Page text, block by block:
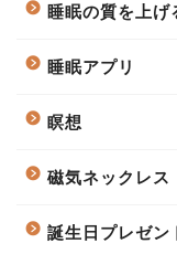
睡眠の質を上げ
睡眠アプリ
瞑想
磁気ネックレス
誕生日プレゼン